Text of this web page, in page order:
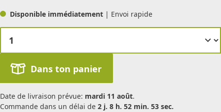
Disponible immédiatement | Envoi rapide
Dans ton panier
Date de livraison prévue: mardi 11 août.
Commande dans un délai de 2 j. 8 h. 52 min. 53 sec.